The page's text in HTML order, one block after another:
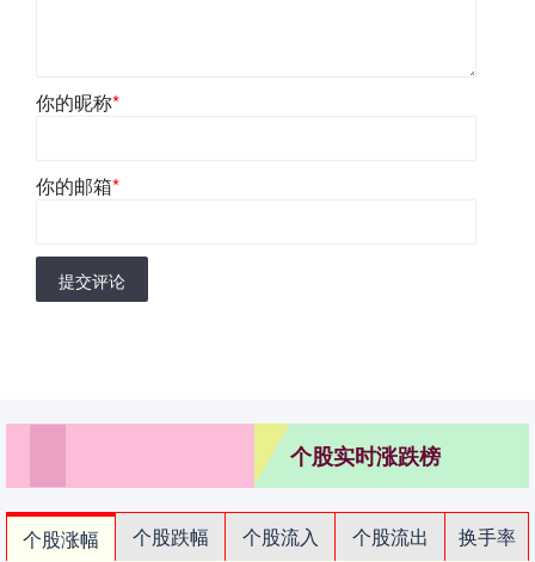
你的昵称*
你的邮箱*
提交评论
个股实时涨跌榜
个股涨幅 个股跌幅 个股流入 个股流出
换手率